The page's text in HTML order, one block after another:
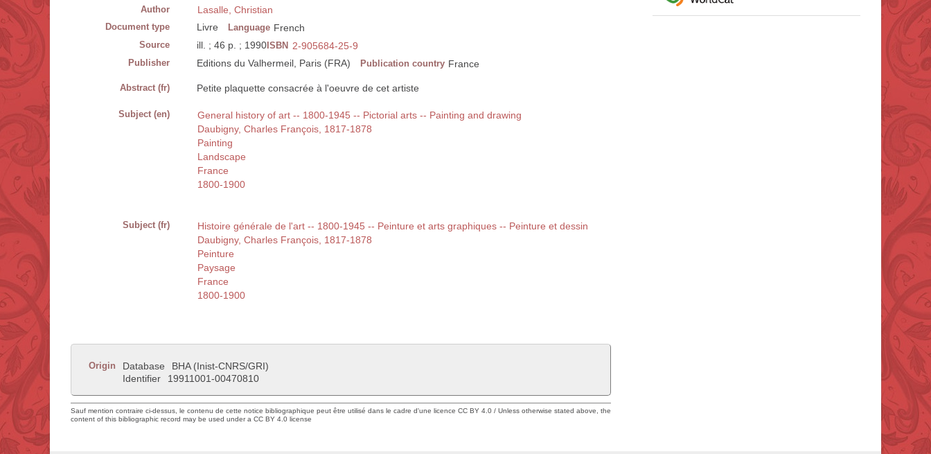
Author Lasalle, Christian
Document type Livre Language French
Source ill. ; 46 p. ; 1990 ISBN 2-905684-25-9
Publisher Editions du Valhermeil, Paris (FRA) Publication country France
Abstract (fr) Petite plaquette consacrée à l'oeuvre de cet artiste
Subject (en)
General history of art -- 1800-1945 -- Pictorial arts -- Painting and drawing
Daubigny, Charles François, 1817-1878
Painting
Landscape
France
1800-1900
Subject (fr)
Histoire générale de l'art -- 1800-1945 -- Peinture et arts graphiques -- Peinture et dessin
Daubigny, Charles François, 1817-1878
Peinture
Paysage
France
1800-1900
Origin Database
BHA (Inist-CNRS/GRI)
Identifier
19911001-00470810
Sauf mention contraire ci-dessus, le contenu de cette notice bibliographique peut être utilisé dans le cadre d'une licence CC BY 4.0 / Unless otherwise stated above, the
content of this bibliographic record may be used under a CC BY 4.0 license